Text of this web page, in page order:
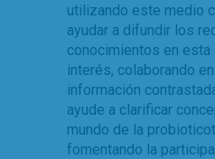
utilizando este medio
ayudar a difundir los
conocimientos en esta
interés, colaborando
información
ayude a clarificar
mundo de la
fomentando la